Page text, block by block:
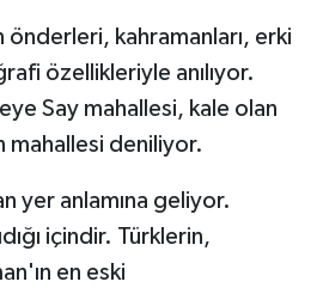
kahramanları, erki
özellikleriyle anılıyor.
Say mahallesi, kale olan
mahallesi deniliyor.
yer anlamına geliyor.
içindir. Türklerin,
en eski